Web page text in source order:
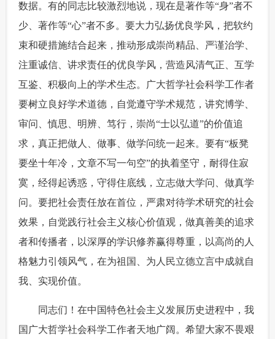
数据。有的同志比较激烈地说，现在是著作等“身”者不
少、著作等“心”者不多。要大力弘扬优良学风，把软约
束和硬措施结合起来，推动形成崇尚精品、严谨治学、
注重诚信、讲求责任的优良学风，营造风清气正、互学
互鉴、积极向上的学术生态。广大哲学社会科学工作者
要树立良好学术道德，自觉遵守学术规范，讲究博学、
审问、慎思、明辨、笃行，崇尚“士以弘道”的价值追
求，真正把做人、做事、做学问统一起来。要有“板凳
要坐十年冷，文章不写一句空”的执着坚守，耐得住寂
寞，经得起诱惑，守得住底线，立志做大学问、做真学
问。要把社会责任放在首位，严肃对待学术研究的社会
效果，自觉践行社会主义核心价值观，做真善美的追求
者和传播者，以深厚的学识修养赢得尊重，以高尚的人
格魅力引领风气，在为祖国、为人民立德立言中成就自
我、实现价值。
同志们！在中国特色社会主义发展历史进程中，我
国广大哲学社会科学工作者天地广阔。希望大家不畏艰